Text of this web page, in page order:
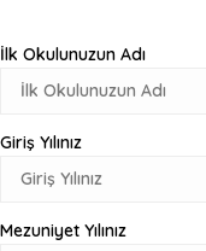
İlk Okulunuzun Adı
Giriş Yılınız
Mezuniyet Yılınız